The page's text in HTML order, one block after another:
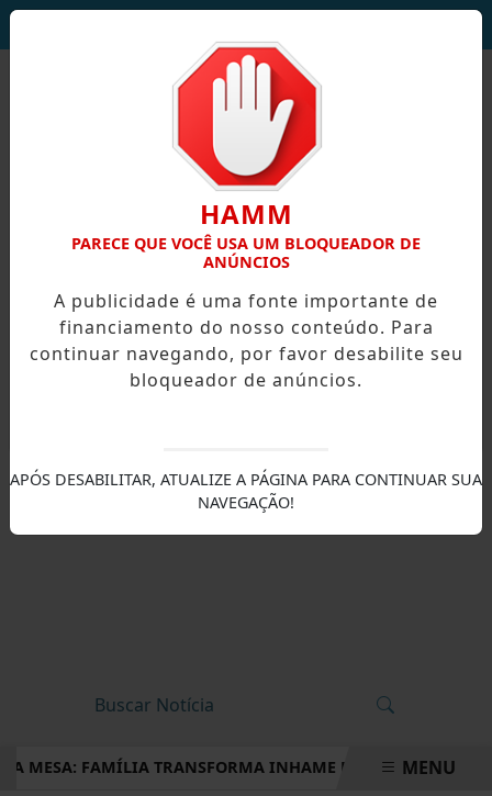
FAMÍLIA TRANSFORMA INHAME EM DOCES, PÃES E
MENU
HAMM
PARECE QUE VOCÊ USA UM BLOQUEADOR DE
ANÚNCIOS
A publicidade é uma fonte importante de
financiamento do nosso conteúdo. Para
continuar navegando, por favor desabilite seu
bloqueador de anúncios.
APÓS DESABILITAR, ATUALIZE A PÁGINA PARA CONTINUAR SUA
NAVEGAÇÃO!